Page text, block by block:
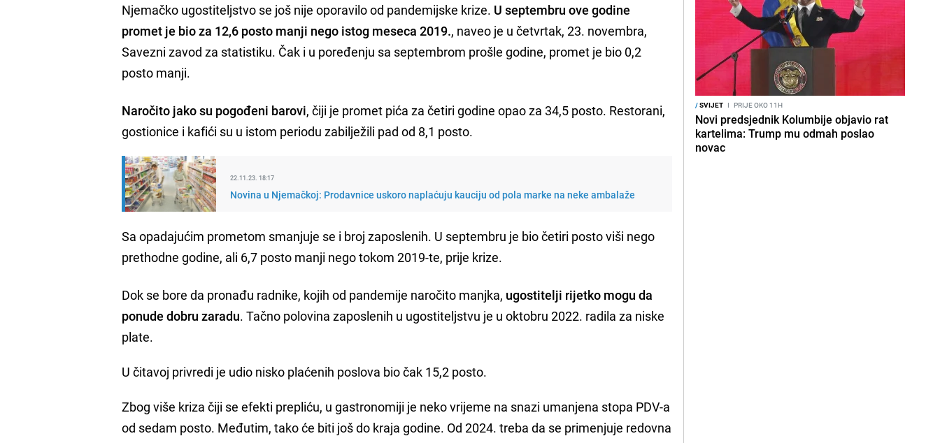
Njemačko ugostiteljstvo se još nije oporavilo od pandemijske krize. U septembru ove godine
promet je bio za 12,6 posto manji nego istog meseca 2019., naveo je u četvrtak, 23. novembra,
Savezni zavod za statistiku. Čak i u poređenju sa septembrom prošle godine, promet je bio 0,2
posto manji.
Naročito jako su pogođeni barovi, čiji je promet pića za četiri godine opao za 34,5 posto. Restorani,
gostionice i kafići su u istom periodu zabilježili pad od 8,1 posto.
22.11.23. 18:17
Novina u Njemačkoj: Prodavnice uskoro naplaćuju kauciju od pola marke na neke ambalaže
Sa opadajućim prometom smanjuje se i broj zaposlenih. U septembru je bio četiri posto viši nego
prethodne godine, ali 6,7 posto manji nego tokom 2019-te, prije krize.
Dok se bore da pronađu radnike, kojih od pandemije naročito manjka, ugostitelji rijetko mogu da
ponude dobru zaradu. Tačno polovina zaposlenih u ugostiteljstvu je u oktobru 2022. radila za niske
plate.
U čitavoj privredi je udio nisko plaćenih poslova bio čak 15,2 posto.
Zbog više kriza čiji se efekti prepliću, u gastronomiji je neko vrijeme na snazi umanjena stopa PDV-a
od sedam posto. Međutim, tako će biti još do kraja godine. Od 2024. treba da se primenjuje redovna
/SVIJET I PRIJE OKO 11H
Novi predsjednik Kolumbije objavio rat
kartelima: Trump mu odmah poslao
novac